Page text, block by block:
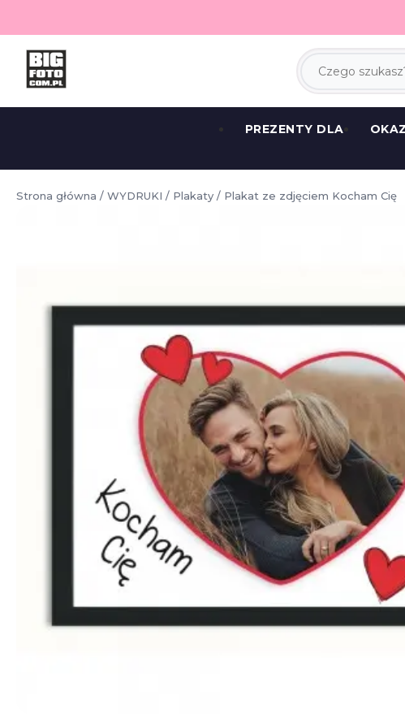
PREZENTY DLA
Strona główna / WYDRUKI / Plakaty / Plakat ze zdjęciem Kocham Cię